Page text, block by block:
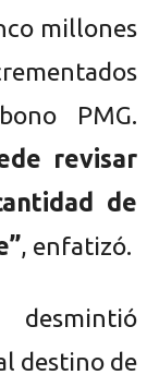
millones
PMG.
revisar
de
, enfatizó.
destino de